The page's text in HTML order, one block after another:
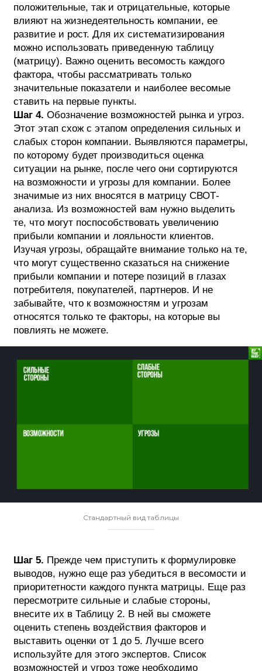
положительные, так и отрицательные, которые
влияют на жизнедеятельность компании, ее
развитие и рост. Для их систематизирования
можно использовать приведенную таблицу
(матрицу). Важно оценить весомость каждого
фактора, чтобы рассматривать только
значительные показатели и наиболее весомые
ставить на первые пункты.
Шаг 4. Обозначение возможностей рынка и угроз.
Этот этап схож с этапом определения сильных и
слабых сторон компании. Выявляются параметры,
по которому будет производиться оценка
ситуации на рынке, после чего они сортируются
на возможности и угрозы для компании. Более
значимые из них вносятся в матрицу СВОТ-
анализа. Из возможностей вам нужно выделить
те, что могут поспособствовать увеличению
прибыли компании и лояльности клиентов.
Изучая угрозы, обращайте внимание только на те,
что могут существенно сказаться на снижение
прибыли компании и потере позиций в глазах
потребителя, покупателей, партнеров. И не
забывайте, что к возможностям и угрозам
относятся только те факторы, на которые вы
повлиять не можете.
Стандартный вид таблицы
Шаг 5. Прежде чем приступить к формулировке
выводов, нужно еще раз убедиться в весомости и
приоритетности каждого пункта матрицы. Еще раз
пересмотрите сильные и слабые стороны,
внесите их в Таблицу 2. В ней вы сможете
оценить степень воздействия факторов и
выставить оценки от 1 до 5. Лучше всего
используйте для этого экспертов. Список
возможностей и угроз тоже необходимо